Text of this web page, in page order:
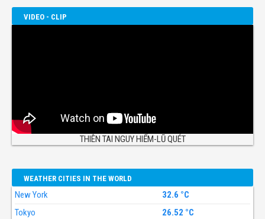
VIDEO - CLIP
THIÊN TAI NGUY HIỂM-LŨ QUÉT
WEATHER CITIES IN THE WORLD
New York
32.6 °C
Tokyo
26.52 °C